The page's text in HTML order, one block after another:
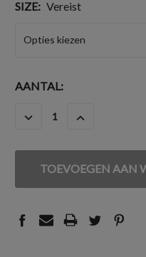
SIZE: Vereist
HUIDIGE
AANTAL:
HOEVEELHEID
VAN
UNDEFINED
HOEVEELHEID
VAN
UNDEFINED